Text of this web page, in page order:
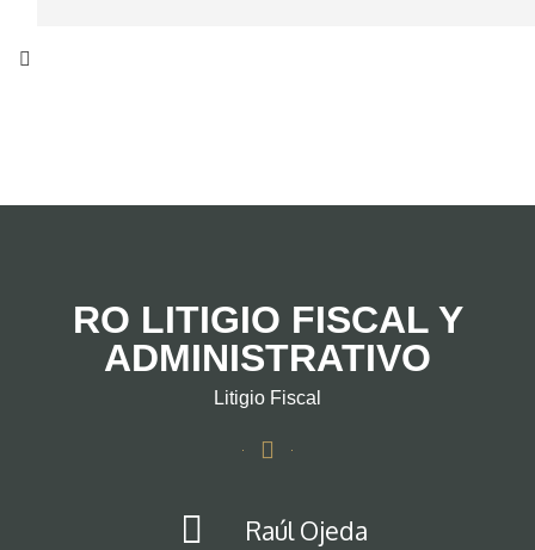
RO LITIGIO FISCAL Y
ADMINISTRATIVO
Litigio Fiscal
Raúl Ojeda